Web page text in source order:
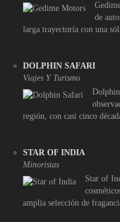
de
larga trayectoria con una
DOLPHIN SAFARI
Viajes Y Turismo
Dolphin
región, con casi cinco
STAR OF INDIA
Minoristas
Star of
amplia selección de